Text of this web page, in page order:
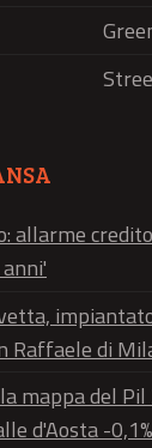
allarme
Raffaele di
mappa del
d'Aosta -